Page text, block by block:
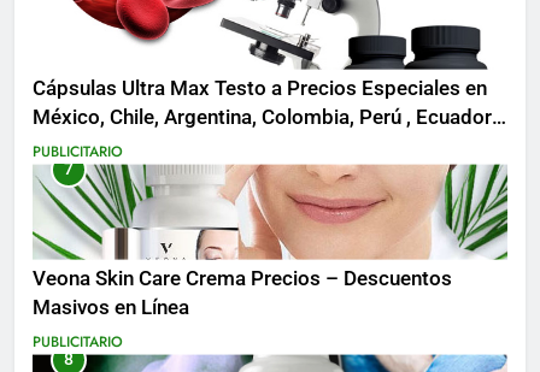
Cápsulas Ultra Max Testo a Precios Especiales en
México, Chile, Argentina, Colombia, Perú , Ecuador,
Costa Rica y Más
PUBLICITARIO
7
Veona Skin Care Crema Precios – Descuentos
Masivos en Línea
PUBLICITARIO
8